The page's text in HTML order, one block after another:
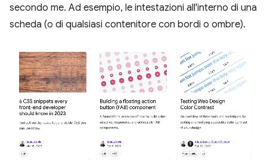
secondo me. Ad esempio, le intestazioni all'interno di una
scheda (o di qualsiasi contenitore con bordi o ombre).